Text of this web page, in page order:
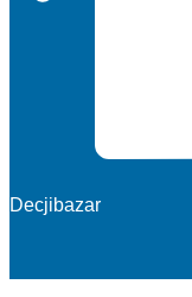
Decjibazar